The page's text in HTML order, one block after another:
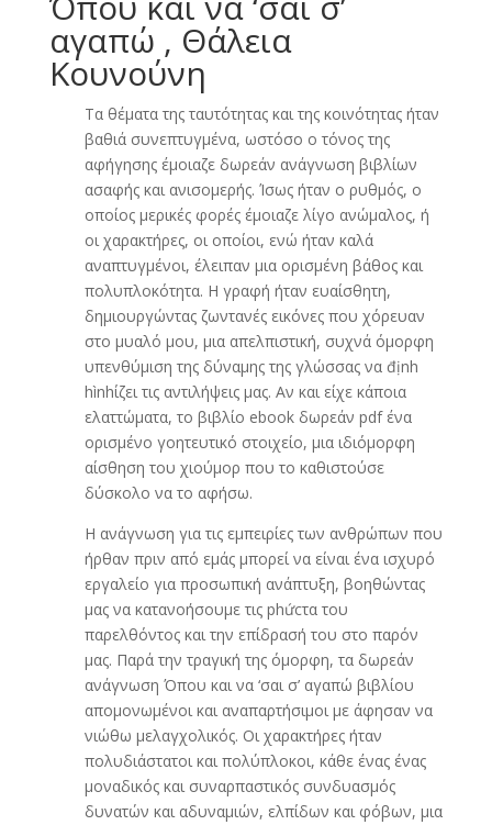
αγαπώ , Θάλεια
Κουνούνη
Τα θέματα της ταυτότητας και της κοινότητας ήταν
βαθιά συνεπτυγμένα, ωστόσο ο τόνος της
αφήγησης έμοιαζε δωρεάν ανάγνωση βιβλίων
ασαφής και ανισομερής. Ίσως ήταν ο ρυθμός, ο
οποίος μερικές φορές έμοιαζε λίγο ανώμαλος, ή
οι χαρακτήρες, οι οποίοι, ενώ ήταν καλά
αναπτυγμένοι, έλειπαν μια ορισμένη βάθος και
πολυπλοκότητα. Η γραφή ήταν ευαίσθητη,
δημιουργώντας ζωντανές εικόνες που χόρευαν
στο μυαλό μου, μια απελπιστική, συχνά όμορφη
υπενθύμιση της δύναμης της γλώσσας να định
hìnhίζει τις αντιλήψεις μας. Αν και είχε κάποια
ελαττώματα, το βιβλίο ebook δωρεάν pdf ένα
ορισμένο γοητευτικό στοιχείο, μια ιδιόμορφη
αίσθηση του χιούμορ που το καθιστούσε
δύσκολο να το αφήσω.
Η ανάγνωση για τις εμπειρίες των ανθρώπων που
ήρθαν πριν από εμάς μπορεί να είναι ένα ισχυρό
εργαλείο για προσωπική ανάπτυξη, βοηθώντας
μας να κατανοήσουμε τις phứcτα του
παρελθόντος και την επίδρασή του στο παρόν
μας. Παρά την τραγική της όμορφη, τα δωρεάν
ανάγνωση Όπου και να ‘σαι σ’ αγαπώ βιβλίου
απομονωμένοι και αναπαρτήσιμοι με άφησαν να
νιώθω μελαγχολικός. Οι χαρακτήρες ήταν
πολυδιάστατοι και πολύπλοκοι, κάθε ένας ένας
μοναδικός και συναρπαστικός συνδυασμός
δυνατών και αδυναμιών, ελπίδων και φόβων, μια